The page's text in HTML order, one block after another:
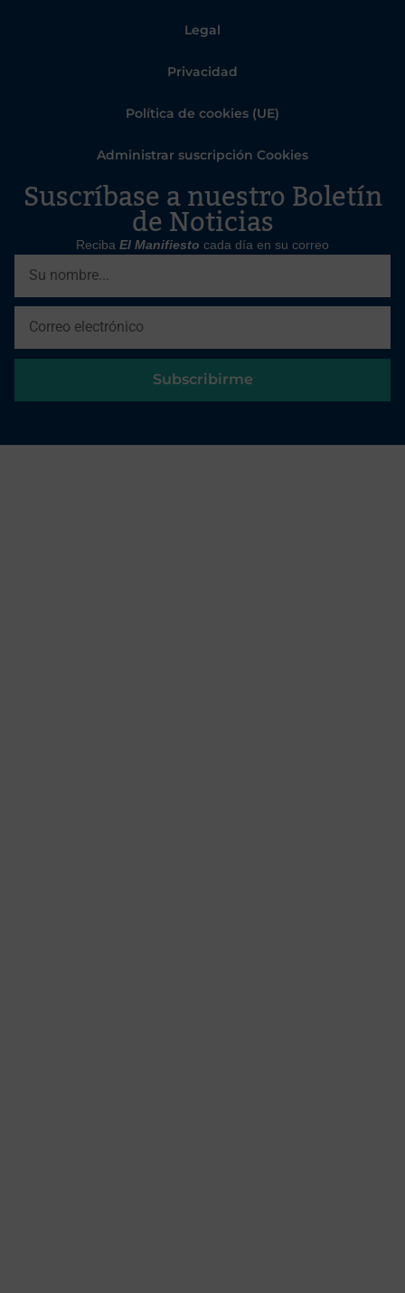
Legal
Privacidad
Política de cookies (UE)
Administrar suscripción Cookies
Suscríbase a nuestro Boletín
de Noticias
Reciba El Manifiesto cada día en su correo
Subscribirme